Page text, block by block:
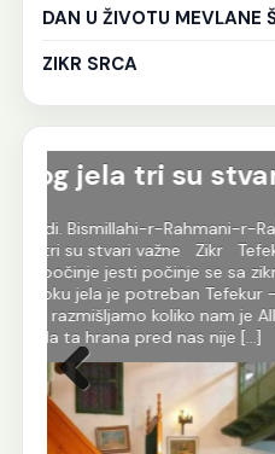
DAN U ŽIVOTU MEVLANE
ZIKR SRCA
stvari
r-Rahim.
Tefekur
sa zikrom
–
je Allah dž.
nije […]
Šejh Ismail
Oni koji čine
trudite da
dobri,ali
ime biti
koje kažemo
tom
Prethodna